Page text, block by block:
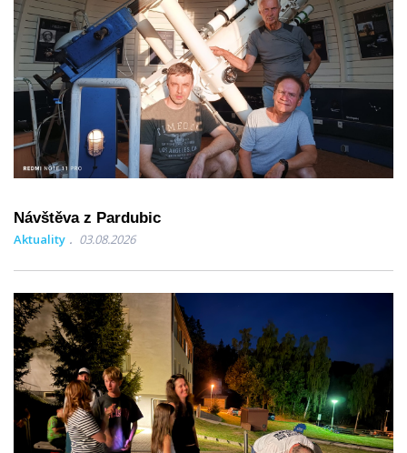
Návštěva z Pardubic
Aktuality 03.08.2026